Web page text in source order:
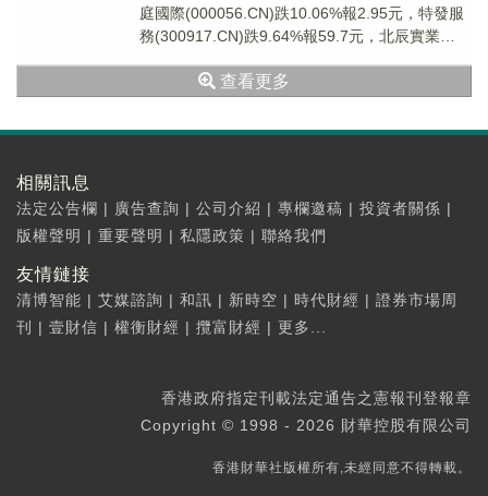
庭國際(000056.CN)跌10.06%報2.95元，特發服
務(300917.CN)跌9.64%報59.7元，北辰實業
查看更多
相關訊息
法定公告欄 | 廣告查詢 | 公司介紹 | 專欄邀稿 | 投資者關係 |
版權聲明 | 重要聲明 | 私隱政策 | 聯絡我們
友情鏈接
清博智能 | 艾媒諮詢 | 和訊 | 新時空 | 時代財經 | 證券市場周
刊
| 壹財信 | 權衡財經 | 攬富財經 | 更多...
香港政府指定刊載法定通告之憲報刊登報章
Copyright © 1998 - 2026 財華控股有限公司
香港財華社版權所有,未經同意不得轉載。